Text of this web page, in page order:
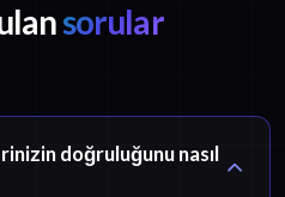
sorular
doğruluğunu nasıl